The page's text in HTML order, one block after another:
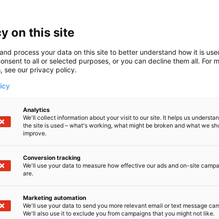
on sähköteknisen alan kansallinen standardointijärjestö
IEC:ssä ja eurooppalaisessa CENELECissä.
pääsevät vaikuttamaan standardien
ja ennakoimaan tulevia käytäntöjä.
tukee innovaatioita, turvallisuutta ja sähköistyvän
tai organisaatiosi voitte olla mukana. Esillä ovat
sekä aurinkosähkö- ja sähköautojen
tiloihin liittyvä standardointityö.
on this site
process your data on this site to better understand how it is
to all or selected purposes, or you can decline them all. For
see our privacy policy.
Analytics
We'll collect information about your visit to our site. It helps us
the site is used – what's working, what might be broken and what we
improve.
Conversion tracking
We'll use your data to measure how effective our ads and on-site
are.
Marketing automation
We'll use your data to send you more relevant email or text message
We'll also use it to exclude you from campaigns that you might not like.